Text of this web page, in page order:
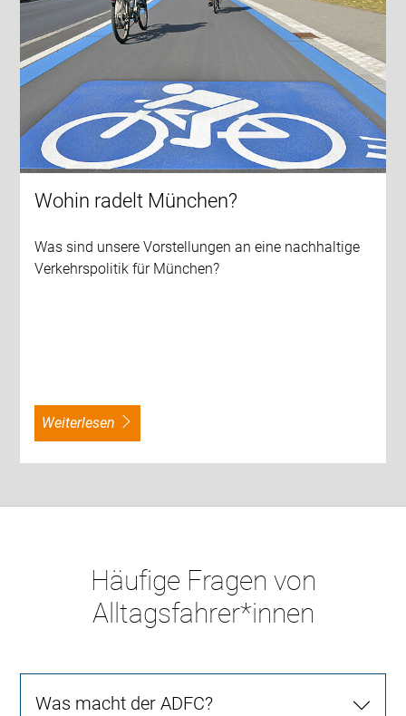
Wohin radelt München?
Was sind unsere Vorstellungen an eine nachhaltige
Verkehrspolitik für München?
weiterlesen
Häufige Fragen von
Alltagsfahrer*innen
Was macht der ADFC?